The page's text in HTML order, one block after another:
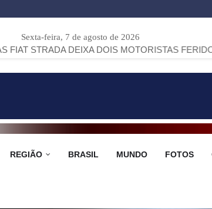
Sexta-feira, 7 de agosto de 2026
DEIXA DOIS MOTORISTAS FERIDOS NA PR-
REGIÃO BRASIL MUNDO FOTOS